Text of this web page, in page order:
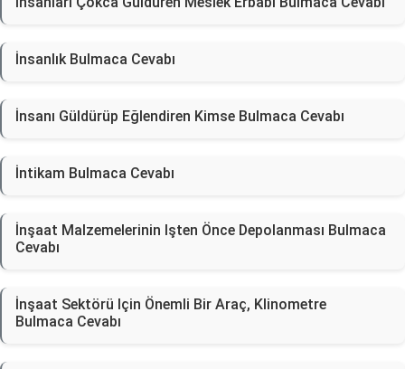
İnsanlık Bulmaca Cevabı
İnsanı Güldürüp Eğlendiren Kimse Bulmaca Cevabı
İntikam Bulmaca Cevabı
İnşaat Malzemelerinin Işten Önce Depolanması Bulmaca
Cevabı
İnşaat Sektörü Için Önemli Bir Araç, Klinometre
Bulmaca Cevabı